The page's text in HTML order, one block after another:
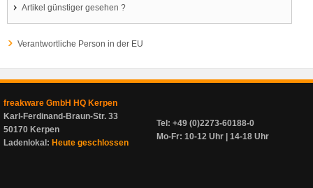
Artikel günstiger gesehen ?
Verantwortliche Person in der EU
freakware GmbH HQ Kerpen
Karl-Ferdinand-Braun-Str. 33
50170 Kerpen
Ladenlokal: Heute geschlossen
Tel: +49 (0)2273-60188-0
Mo-Fr: 10-12 Uhr | 14-18 Uhr